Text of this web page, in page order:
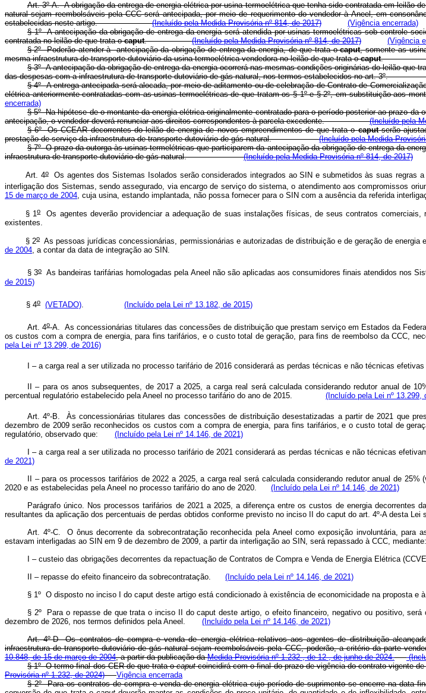
Art. 3º-A. A obrigação da entrega de energia elétrica por usina termoelétrica que tenha sido contratada em leilão
natural sejam reembolsáveis pela CCC será antecipada, por meio de requerimento do vendedor à Aneel, em
estabelecidas neste artigo.(Incluído pela Medida Provisória nº 814, de 2017)
(Vigência encerrada)
§ 1º A antecipação da obrigação de entrega da energia será atendida por usinas termoelétricas sob controle
contratada no leilão de que trata ocaput.(Incluído pela Medida Provisória nº 814, de 2017)
(Vigência
§ 2º Poderão atender à antecipação da obrigação de entrega da energia, de que trata ocaput, somente as
mesma infraestrutura de transporte dutoviário da usina termoelétrica vendedora no leilão de que trata ocaput
§ 3º A antecipação da obrigação de entrega da energia ocorrerá nas mesmas condições originárias do leilão que
das despesas com a infraestrutura de transporte dutoviário de gás natural, nos termos estabelecidos no art.
§ 4º A entrega antecipada será alocada, por meio de aditamento ou de celebração de Contrato de
elétrica anteriormente contratadas com as usinas termoelétricas de que tratam os § 1º e § 2º, em
encerrada)
§ 5º Na hipótese de o montante da energia elétrica originalmente contratado para o período posterior ao prazo
antecipação, o vendedor deverá renunciar aos direitos correspondentes à parcela excedente.(Incluído pela
§ 6º Os CCEAR decorrentes do leilão de energia de novos empreendimentos de que trata ocaputserão
prestação de serviço da infraestrutura de transporte dutoviário de gás natural.(Incluído pela Medida
§ 7º O prazo da outorga às usinas termelétricas que participarem da antecipação da obrigação de entrega da
infraestrutura de transporte dutoviário de gás natural.(Incluído pela Medida Provisória nº 814, de 2017)
Art. 4oOs agentes dos Sistemas Isolados serão considerados integrados ao SIN e submetidos às suas regras
interligação dos Sistemas, sendo assegurado, via encargo de serviço do sistema, o atendimento aos compromissos
15 de março de 2004 , cuja usina, estando implantada, não possa fornecer para o SIN com a ausência da referida
§ 1oOs agentes deverão providenciar a adequação de suas instalações físicas, de seus contratos
existentes.
§ 2o As pessoas jurídicas concessionárias, permissionárias e autorizadas de distribuição e de geração de
de 2004, a contar da data de integração ao SIN.
§ 3o As bandeiras tarifárias homologadas pela Aneel não são aplicadas aos consumidores finais atendidos
de 2015)
§ 4o (VETADO). (Incluído pela Lei nº 13.182, de 2015)
Art. 4o-A. As concessionárias titulares das concessões de distribuição que prestam serviço em Estados da
os custos com a compra de energia, para fins tarifários, e o custo total de geração, para fins de reembolso da
pela Lei nº 13.299, de 2016)
I – a carga real a ser utilizada no processo tarifário de 2016 considerará as perdas técnicas e não técnicas
II – para os anos subsequentes, de 2017 a 2025, a carga real será calculada considerando redutor anual de
percentual regulatório estabelecido pela Aneel no processo tarifário do ano de 2015. (Incluído pela Lei nº 13.299,
Art. 4º-B. Às concessionárias titulares das concessões de distribuição desestatizadas a partir de 2021 que
dezembro de 2009 serão reconhecidos os custos com a compra de energia, para fins tarifários, e o custo total de
regulatório, observado que: (Incluído pela Lei nº 14.146, de 2021)
I – a carga real a ser utilizada no processo tarifário de 2021 considerará as perdas técnicas e não técnicas
de 2021)
II – para os processos tarifários de 2022 a 2025, a carga real será calculada considerando redutor anual de
2020 e as estabelecidas pela Aneel no processo tarifário do ano de 2020. (Incluído pela Lei nº 14.146, de 2021)
Parágrafo único. Nos processos tarifários de 2021 a 2025, a diferença entre os custos de energia
resultantes da aplicação dos percentuais de perdas obtidos conforme previsto no inciso II do caput do art. 4º-A desta
Art. 4º-C. O ônus decorrente da sobrecontratação reconhecida pela Aneel como exposição involuntária,
estavam interligadas ao SIN em 9 de dezembro de 2009, a partir da interligação ao SIN, será repassado à CCC,
I – custeio das obrigações decorrentes da repactuação de Contratos de Compra e Venda de Energia Elétrica
II – repasse do efeito financeiro da sobrecontratação. (Incluído pela Lei nº 14.146, de 2021)
§ 1º O disposto no inciso I do caput deste artigo está condicionado à existência de economicidade na proposta
§ 2º Para o repasse de que trata o inciso II docaput deste artigo, o efeito financeiro, negativo ou positivo,
dezembro de 2026, nos termos definidos pela Aneel. (Incluído pela Lei nº 14.146, de 2021)
Art. 4º-D Os contratos de compra e venda de energia elétrica relativos aos agentes de distribuição
infraestrutura de transporte dutoviário de gás natural sejam reembolsáveis pela CCC, poderão, a critério da parte
10.848, de 15 de março de 2004, a partir da publicação daMedida Provisória nº 1.232 , de 12 , de junho de 2024.
§ 1º O termo final dos CER de que trata ocaputcoincidirá com o final do prazo de vigência do contrato vigente
Provisória nº 1.232, de 2024)
Vigência encerrada
§ 2º Para os contratos de compra e venda de energia elétrica cujo período de suprimento se encerre na data